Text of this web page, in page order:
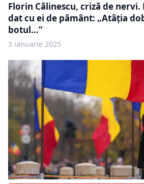
Florin Călinescu, criză de
dat cu ei de pământ: „Atâția
botul…”
3 ianuarie 2025